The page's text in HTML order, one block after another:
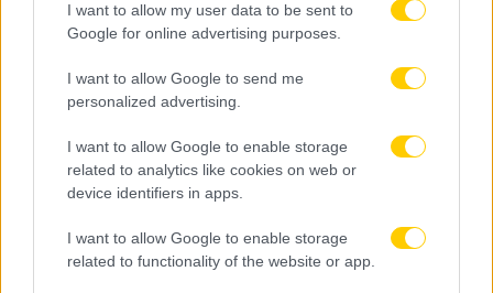
I want to allow my user data to be sent to
Google for online advertising purposes.
I want to allow Google to send me
personalized advertising.
I want to allow Google to enable storage
related to analytics like cookies on web or
device identifiers in apps.
I want to allow Google to enable storage
related to functionality of the website or app.